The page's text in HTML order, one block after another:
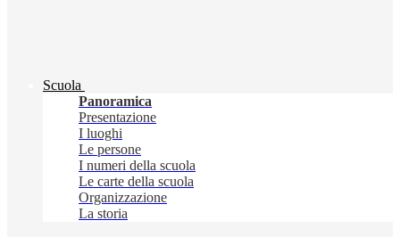
Scuola
Panoramica
Presentazione
I luoghi
Le persone
I numeri della scuola
Le carte della scuola
Organizzazione
La storia